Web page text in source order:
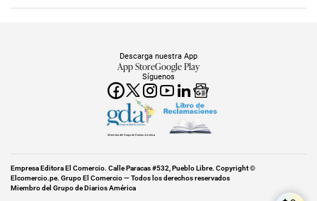
Síguenos
Descarga nuestra App
App StoreGoogle Play
Miembro del Grupo de Diarios América
Empresa Editora El Comercio. Calle Paracas #532, Pueblo Libre. Copyright ©
Elcomercio.pe. Grupo El Comercio — Todos los derechos reservados
Miembro del Grupo de Diarios América